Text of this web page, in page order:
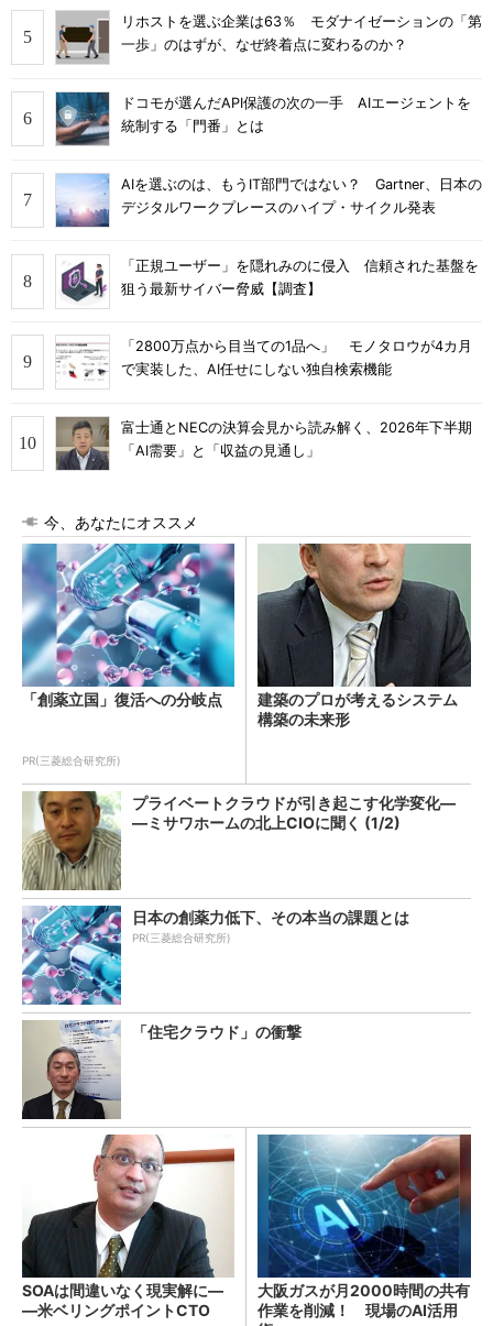
リホストを選ぶ企業は63％ モダナイゼーションの「第
一歩」のはずが、なぜ終着点に変わるのか？
ドコモが選んだAPI保護の次の一手 AIエージェントを
統制する「門番」とは
AIを選ぶのは、もうIT部門ではない？ Gartner、日本の
デジタルワークプレースのハイプ・サイクル発表
「正規ユーザー」を隠れみのに侵入 信頼された基盤を
狙う最新サイバー脅威【調査】
「2800万点から目当ての1品へ」 モノタロウが4カ月
で実装した、AI任せにしない独自検索機能
富士通とNECの決算会見から読み解く、2026年下半期
「AI需要」と「収益の見通し」
今、あなたにオススメ
「創薬立国」復活への分岐点
PR(三菱総合研究所)
建築のプロが考えるシステム
構築の未来形
プライベートクラウドが引き起こす化学変化―
―ミサワホームの北上CIOに聞く (1/2)
日本の創薬力低下、その本当の課題とは
PR(三菱総合研究所)
「住宅クラウド」の衝撃
SOAは間違いなく現実解に―
―米ベリングポイントCTO
大阪ガスが月2000時間の共有
作業を削減！ 現場のAI活用